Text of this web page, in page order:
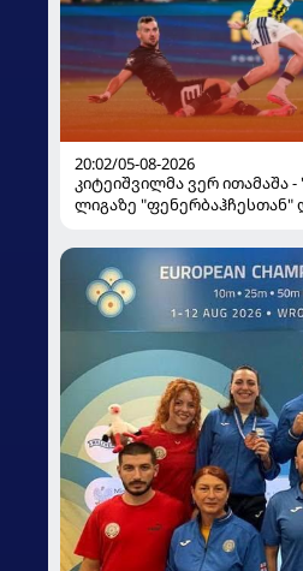
20:02/05-08-2026
კიტეიშვილმა ვერ ითამაშა
ლიგაზე "ფენერბაჰჩესთან"